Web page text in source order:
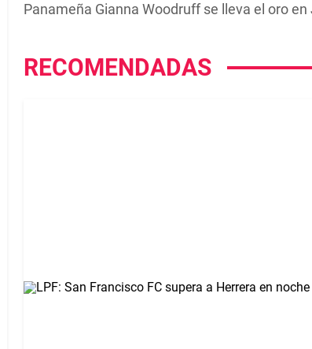
Panameña Gianna Woodruff se lleva el oro
RECOMENDADAS